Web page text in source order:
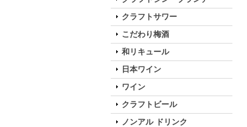
クラフトサワー
こだわり梅酒
和リキュール
日本ワイン
ワイン
クラフトビール
ノンアル ドリンク